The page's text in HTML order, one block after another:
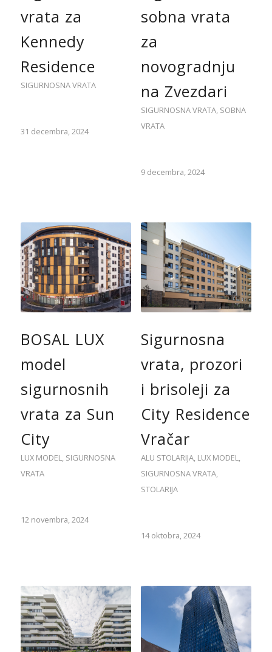
vrata za
Kennedy
Residence
SIGURNOSNA VRATA
31 decembra, 2024
sobna vrata
za
novogradnju
na Zvezdari
SIGURNOSNA VRATA, SOBNA
VRATA
9 decembra, 2024
BOSAL LUX
model
sigurnosnih
vrata za Sun
City
LUX MODEL, SIGURNOSNA
VRATA
12 novembra, 2024
Sigurnosna
vrata, prozori
i brisoleji za
City Residence
Vračar
ALU STOLARIJA, LUX MODEL,
SIGURNOSNA VRATA,
STOLARIJA
14 oktobra, 2024